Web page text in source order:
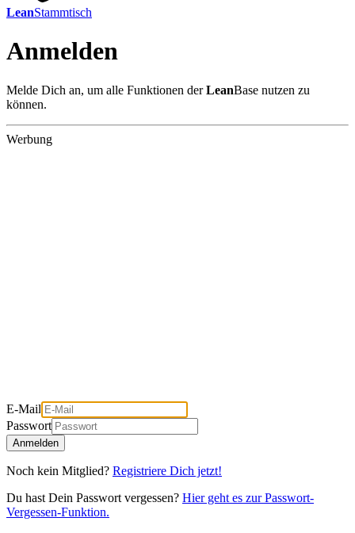
LeanStammtisch
Anmelden
Melde Dich an, um alle Funktionen derLeanBase nutzen zu
können.
Werbung
E-Mail
Passwort
Anmelden
Noch kein Mitglied? Registriere Dich jetzt!
Du hast Dein Passwort vergessen? Hier geht es zur Passwort-
Vergessen-Funktion.